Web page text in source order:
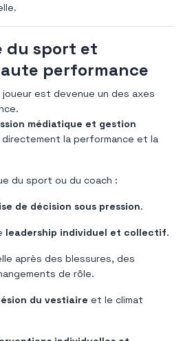
du sport et
performance
joueur est devenue un des axes
médiatique et gestion
la performance et la
du sport ou du coach :
de décision sous pression.
leadership individuel et collectif.
après des blessures, des
de rôle.
du vestiaire et le climat